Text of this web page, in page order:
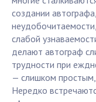
создании
слабой
делают автограф
трудности при
— слишком простым,
Нередко